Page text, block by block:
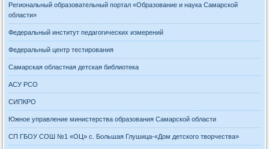
Региональный образовательный портал «Образование и наука Самарской
области»
Федеральный институт педагогических измерений
Федеральный центр тестирования
Самарская областная детская библиотека
АСУ РСО
СИПКРО
Южное управление министерства образования Самарской области
СП ГБОУ СОШ №1 «ОЦ» с. Большая Глушица-«Дом детского творчества»